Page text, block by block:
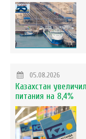
05.08.2026
Казахстан
питания на 8,4%